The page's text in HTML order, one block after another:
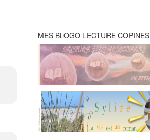
MES BLOGO LECTURE COPINES